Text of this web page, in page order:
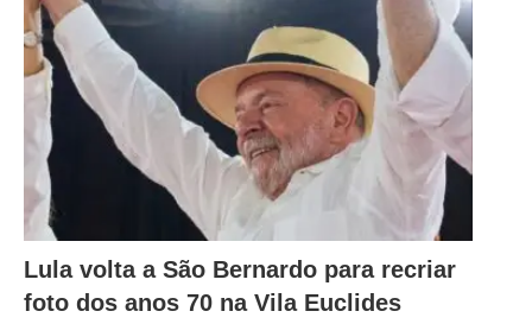
Lula volta a São Bernardo para recriar
foto dos anos 70 na Vila Euclides